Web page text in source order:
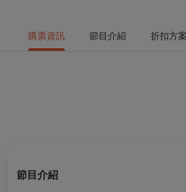
購票資訊 節目介紹 折扣方案
節目介紹